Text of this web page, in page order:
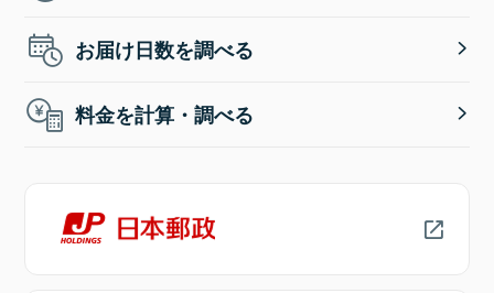
お届け日数を調べる
料金を計算・調べる